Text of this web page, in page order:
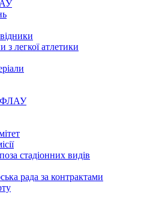
з легкої атлетики
ФЛАУ
стадіонних видів
рада за контрактами